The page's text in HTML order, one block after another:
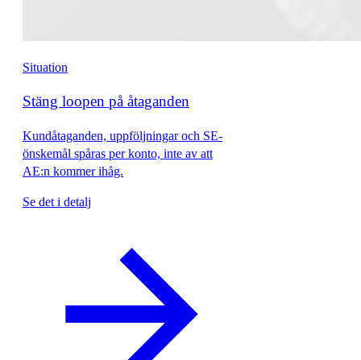
Situation
Stäng loopen på åtaganden
Kundåtaganden, uppföljningar och SE-
önskemål spåras per konto, inte av att
AE:n kommer ihåg.
Se det i detalj